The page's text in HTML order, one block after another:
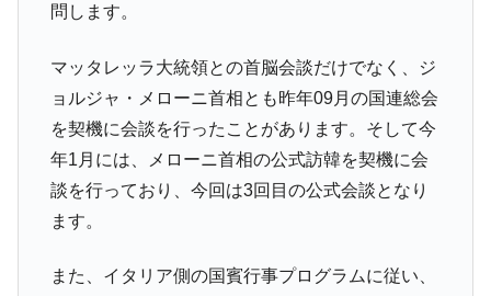
問します。
マッタレッラ大統領との首脳会談だけでなく、ジ
ョルジャ・メローニ首相とも昨年09月の国連総会
を契機に会談を行ったことがあります。そして今
年1月には、メローニ首相の公式訪韓を契機に会
談を行っており、今回は3回目の公式会談となり
ます。
また、イタリア側の国賓行事プログラムに従い、